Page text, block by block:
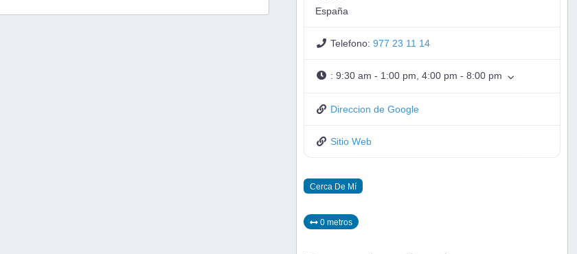
España
Telefono: 977 23 11 14
: 9:30 am - 1:00 pm, 4:00 pm - 8:00 pm
Direccion de Google
Sitio Web
Cerca De Mí
0 metros